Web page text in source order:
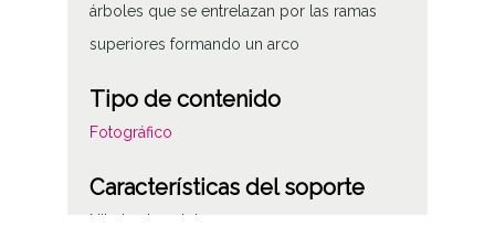
árboles que se entrelazan por las ramas
superiores formando un arco
Tipo de contenido
Fotográfico
Características del soporte
Nitrato de celulosa